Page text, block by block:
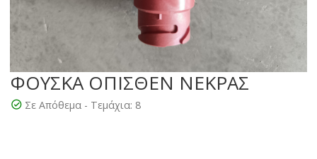
ΦΟΥΣΚΑ ΟΠΙΣΘΕΝ ΝΕΚΡΑΣ
Σε Απόθεμα - Τεμάχια: 8